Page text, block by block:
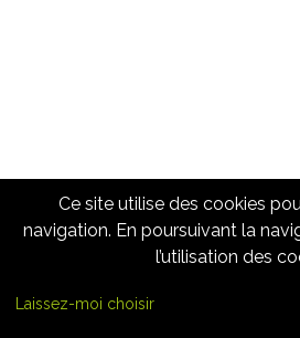
Cliquez ici pour
09 86 10
Ce site utilise des cookies
navigation. En poursuivant la
l’utilisation des
Laissez-moi choisir